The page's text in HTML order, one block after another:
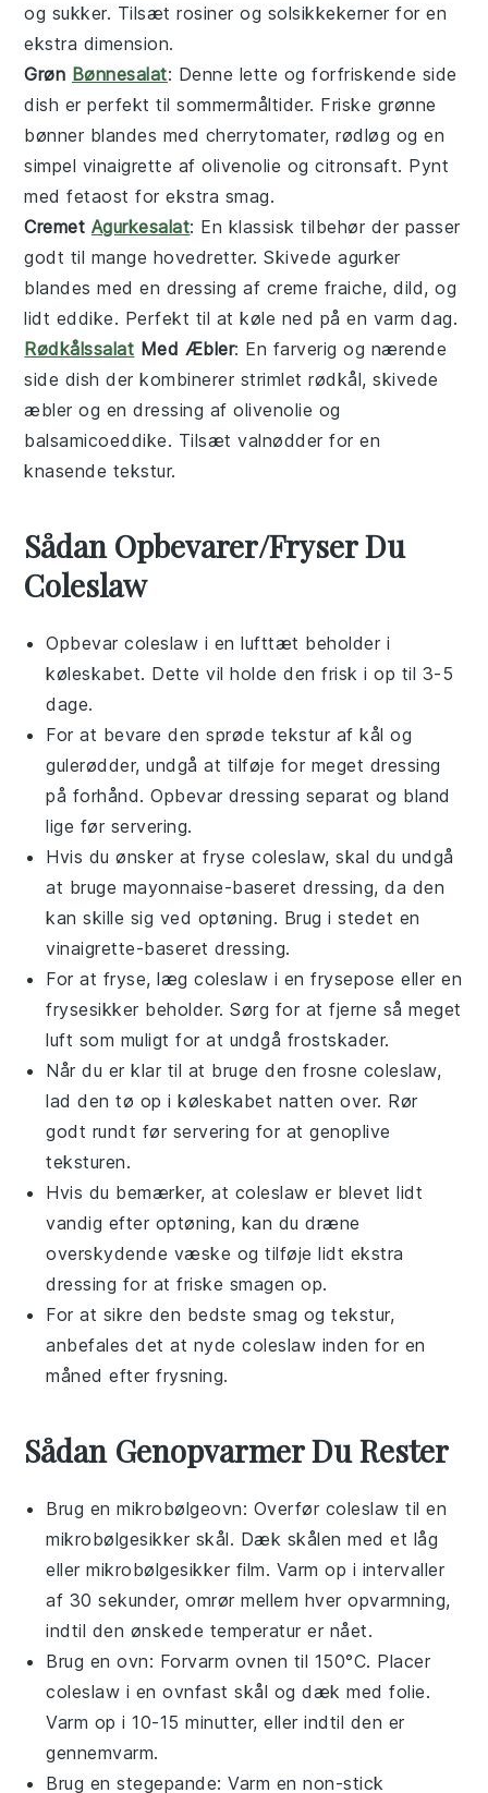
og sukker. Tilsæt rosiner og solsikkekerner for en
ekstra dimension.
Grøn Bønnesalat: Denne lette og forfriskende side
dish er perfekt til sommermåltider. Friske grønne
bønner blandes med cherrytomater, rødløg og en
simpel vinaigrette af olivenolie og citronsaft. Pynt
med fetaost for ekstra smag.
Cremet Agurkesalat: En klassisktilbehør der passer
godt til mange hovedretter. Skivede agurker
blandes med en dressing af creme fraiche, dild, og
lidt eddike. Perfekt til at køle ned på en varm dag.
Rødkålssalat Med Æbler: En farverig og nærende
side dish der kombinerer strimlet rødkål, skivede
æbler og en dressing af olivenolie og
balsamicoeddike. Tilsæt valnødder for en
knasende tekstur.
Sådan Opbevarer/Fryser Du
Coleslaw
Opbevarcoleslaw i en lufttæt beholder i
køleskabet. Dette vil holde den frisk i op til 3-5
dage.
For at bevare den sprøde tekstur afkål og
gulerødder, undgå at tilføje for meget dressing
på forhånd. Opbevardressing separat og bland
lige før servering.
Hvis du ønsker at frysecoleslaw, skal du undgå
at bruge mayonnaise-baseret dressing, da den
kan skille sig ved optøning. Brug i stedet en
vinaigrette-baseret dressing.
For at fryse, lægcoleslaw i en frysepose eller en
frysesikker beholder. Sørg for at fjerne så meget
luft som muligt for at undgå frostskader.
Når du er klar til at bruge den frosne coleslaw,
lad den tø op i køleskabet natten over. Rør
godt rundt før servering for at genoplive
teksturen.
Hvis du bemærker, at coleslaw er blevet lidt
vandig efter optøning, kan du dræne
overskydende væske og tilføje lidt ekstra
dressing for at friske smagen op.
For at sikre den bedste smag og tekstur,
anbefales det at nydecoleslaw inden for en
måned efter frysning.
Sådan Genopvarmer Du Rester
Brug enmikrobølgeovn: Overfør coleslaw til en
mikrobølgesikker skål. Dæk skålen med et låg
eller mikrobølgesikker film. Varm op i intervaller
af 30 sekunder, omrør mellem hver opvarmning,
indtil den ønskede temperatur er nået.
Brug enovn: Forvarm ovnen til 150°C. Placer
coleslaw i en ovnfast skål og dæk med folie.
Varm op i 10-15 minutter, eller indtil den er
gennemvarm.
Brug enstegepande: Varm en non-stick